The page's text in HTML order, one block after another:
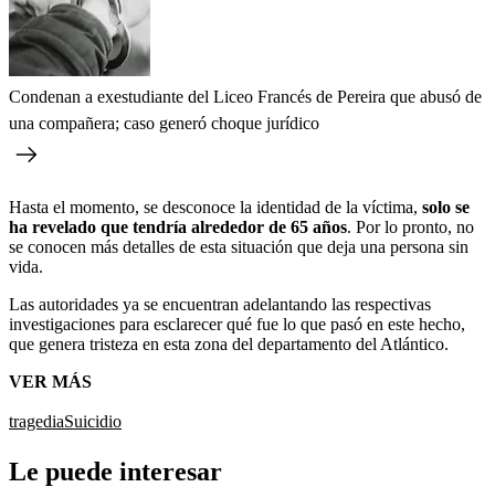
Condenan a exestudiante del Liceo Francés de Pereira que abusó de
una compañera; caso generó choque jurídico
Hasta el momento, se desconoce la identidad de la víctima, solo se
ha revelado que tendría alrededor de 65 años. Por lo pronto, no
se conocen más detalles de esta situación que deja una persona sin
vida.
Las autoridades ya se encuentran adelantando las respectivas
investigaciones para esclarecer qué fue lo que pasó en este hecho,
que genera tristeza en esta zona del departamento del Atlántico.
VER MÁS
tragediaSuicidio
Le puede interesar